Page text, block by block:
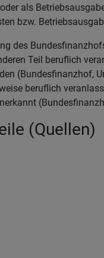
als
bzw.
des
Teil beruflich
(Bundesfinanzhof,
beruflich
(Quellen)